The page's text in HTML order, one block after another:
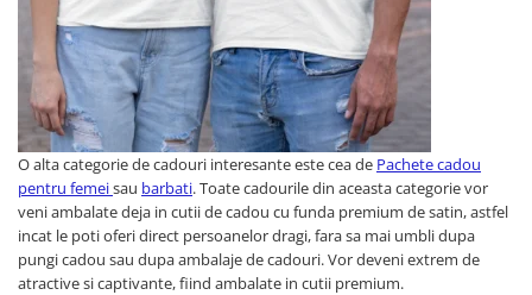
Cadouri pentru Nasi si Fini
Cadouri Craciun
Cadouri pentru Mama
Cadouri pentru profesori sau absolventi
Cadouri Back to school
Cadouri de Paște
Cadouri Traditionale Romanesti
8 Martie
Cadouri pentru CUPLU El & Ea
O alta categorie de cadouri interesante este cea de Pachete cadou
pentru femeisau barbati. Toate cadourile din aceasta categorie vor
veni ambalate deja in cutii de cadou cu funda premium de satin, astfel
incat le poti oferi direct persoanelor dragi, fara sa mai umbli dupa
pungi cadou sau dupa ambalaje de cadouri. Vor deveni extrem de
atractive si captivante, fiind ambalate in cutii premium.